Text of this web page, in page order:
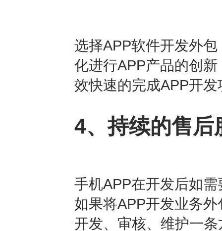
选择APP软件开发外
化进行APP产品的创
效快速的完成APP开发
4、持续的售后
手机APP在开发后如
如果将APP开发业务
开发、审核、维护一